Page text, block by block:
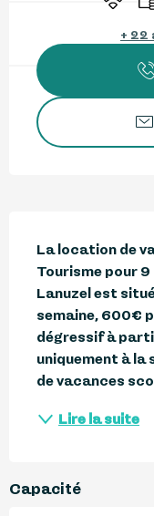
+ 22
La location de
Tourisme pour 9
Lanuzel est
semaine, 600€
dégressif à
uniquement à la
de vacances
Lire la suite
Capacité